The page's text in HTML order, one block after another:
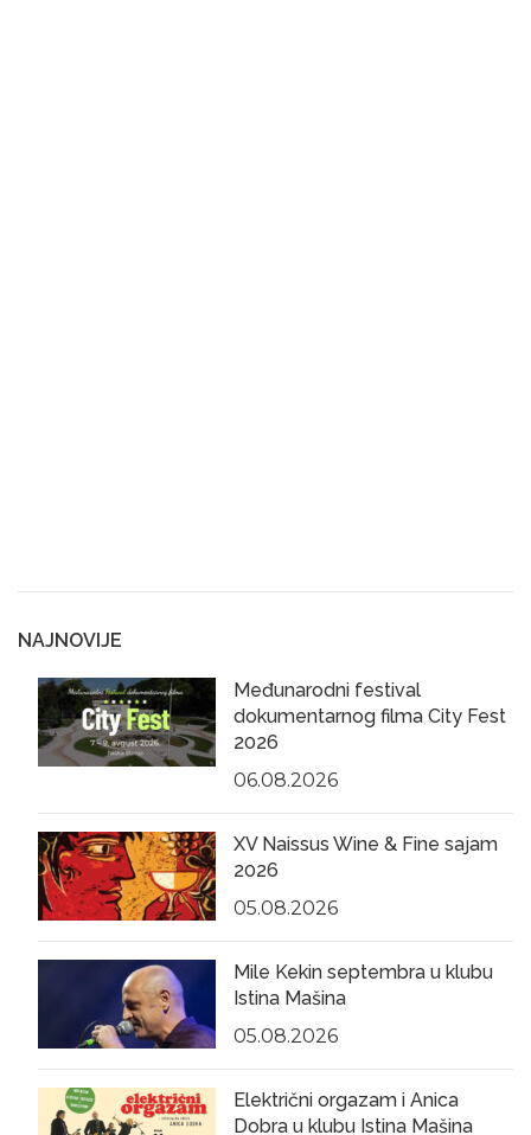
NAJNOVIJE
Međunarodni festival
dokumentarnog filma City Fest
2026
06.08.2026
XV Naissus Wine & Fine sajam
2026
05.08.2026
Mile Kekin septembra u klubu
Istina Mašina
05.08.2026
Električni orgazam i Anica
Dobra u klubu Istina Mašina